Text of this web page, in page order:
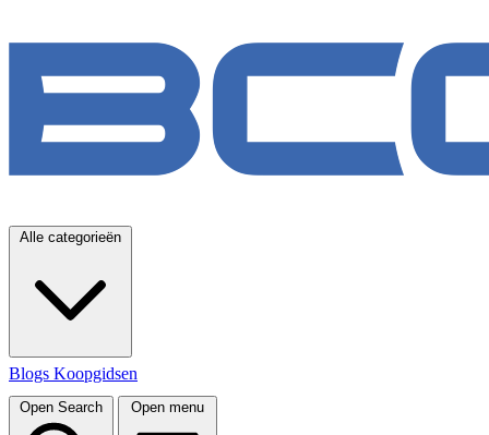
Alle categorieën
Blogs Koopgidsen
Open Search Open menu